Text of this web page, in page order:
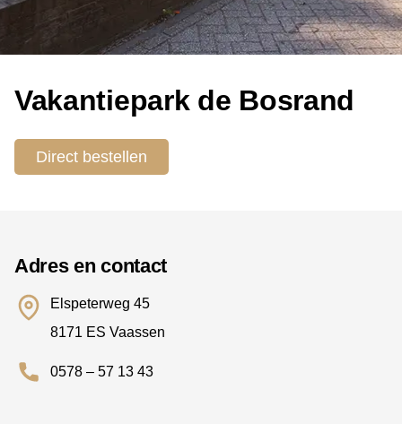
Vakantiepark de Bosrand
Direct bestellen
Adres en contact
Elspeterweg 45
8171 ES Vaassen
0578 – 57 13 43